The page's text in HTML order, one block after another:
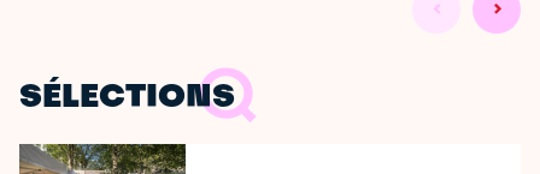
SÉLECTIONS